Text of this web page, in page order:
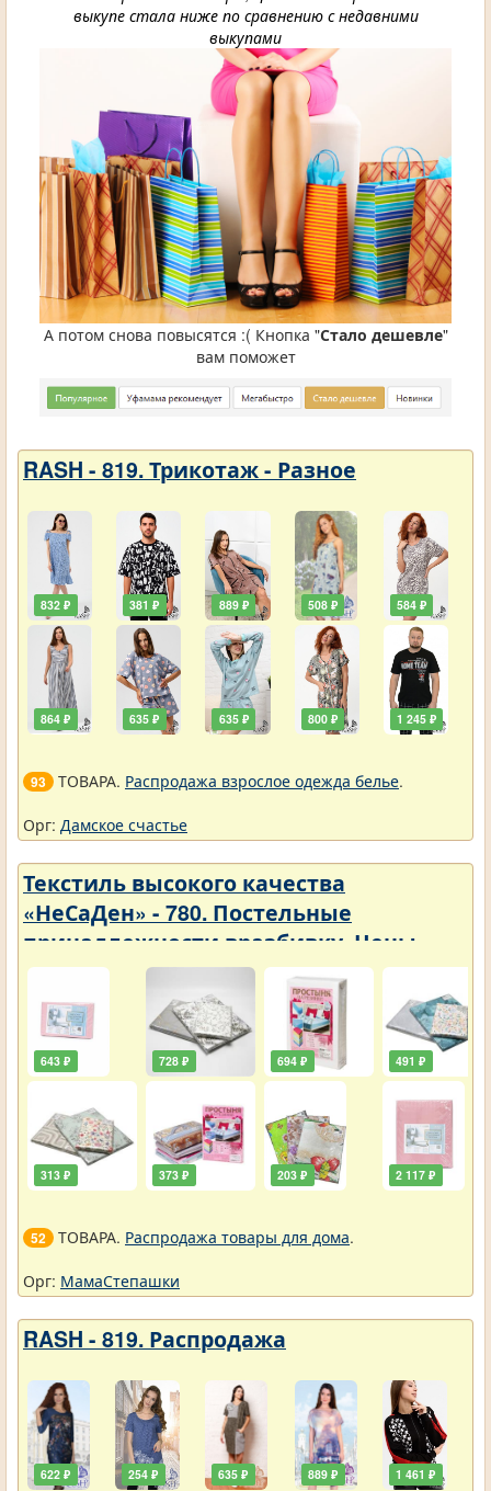
выкупе стала ниже по сравнению с недавними
выкупами
А потом снова повысятся :( Кнопка "Стало дешевле"
вам поможет
RASH - 819. Трикотаж - Разное
832 ₽
864 ₽
381 ₽
635 ₽
889 ₽
635 ₽
508 ₽
800 ₽
584 ₽
1 245 ₽
93 ТОВАРА. Распродажа взрослое одежда белье.
Орг: Дамское счастье
Текстиль высокого качества
«НеСаДен» - 780. Постельные
принадлежности вразбивку. Цены
упали
643 ₽
313 ₽
728 ₽
373 ₽
694 ₽
203 ₽
491 ₽
2 117 ₽
52 ТОВАРА. Распродажа товары для дома.
Орг: МамаСтепашки
RASH - 819. Распродажа
622 ₽ 254 ₽ 635 ₽ 889 ₽ 1 461 ₽